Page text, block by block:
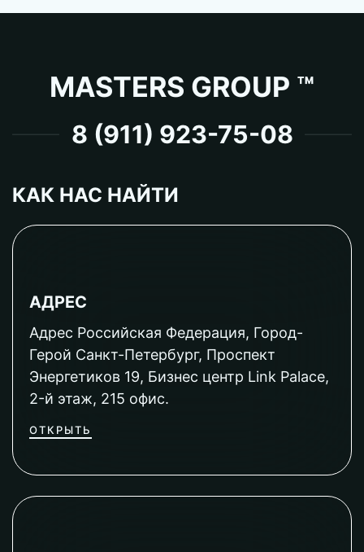
MASTERS GROUP ™
8 (911) 923-75-08
КАК НАС НАЙТИ
АДРЕС
Адрес Российская Федерация, Город-
Герой Санкт-Петербург, Проспект
Энергетиков 19, Бизнес центр Link Palace,
2-й этаж, 215 офис.
ОТКРЫТЬ